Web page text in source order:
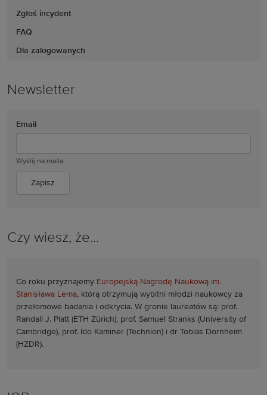
Zgłoś incydent
FAQ
Dla zalogowanych
Newsletter
Email
Wyślij na maila
Czy wiesz, że...
Co roku przyznajemy Europejską Nagrodę Naukową im.
Stanisława Lema, którą otrzymują wybitni młodzi naukowcy za
przełomowe badania i odkrycia. W gronie laureatów są: prof.
Randall J. Platt (ETH Zürich), prof. Samuel Stranks (University of
Cambridge), prof. Ido Kaminer (Technion) i dr Tobias Dornheim
(HZDR).